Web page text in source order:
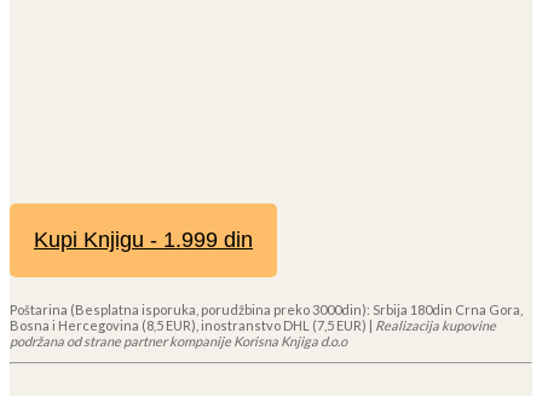
Kupi Knjigu - 1.999 din
Poštarina (Besplatna isporuka, porudžbina preko 3000din): Srbija 180din Crna Gora,
Bosna i Hercegovina (8,5 EUR), inostranstvo DHL (7,5 EUR) | Realizacija kupovine
podržana od strane partner kompanije Korisna Knjiga d.o.o